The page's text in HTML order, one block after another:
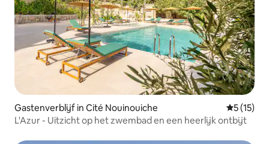
Gastenverblijf in Cité Nouinouiche
5 (15)
L'Azur - Uitzicht op het zwembad en een heerlijk ontbijt